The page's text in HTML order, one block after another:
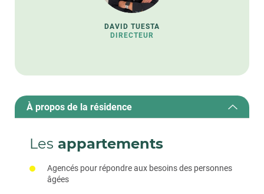
DAVID TUESTA
DIRECTEUR
À propos de la résidence
Les appartements
Agencés pour répondre aux besoins des personnes
âgées